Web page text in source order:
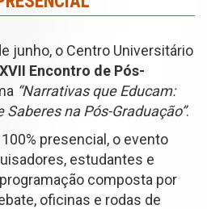
junho, o Centro Universitário
Encontro de Pós-
“Narrativas que Educam:
na Pós-Graduação”.
presencial, o evento
estudantes e
composta por
oficinas e rodas de